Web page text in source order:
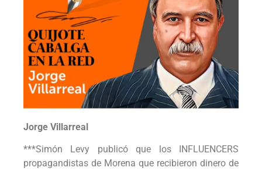
Jorge Villarreal
***Simón Levy publicó que los INFLUENCERS
propagandistas de Morena que recibieron dinero de